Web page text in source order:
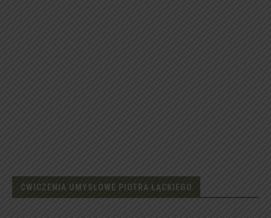
ĆWICZENIA UMYSŁOWE PIOTRA ŁĄCKIEGO